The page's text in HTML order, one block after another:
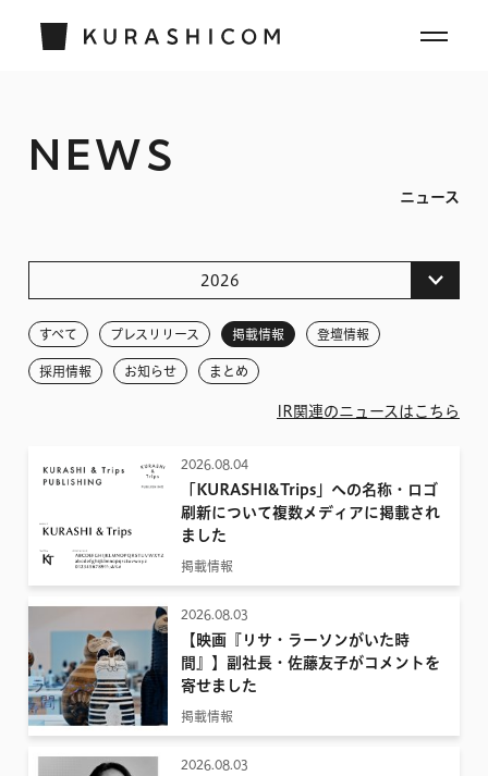
NEWS
ニュース
2026
すべて
2026
2023
2022
2020
2019
2018
2017
すべて プレスリリース 掲載情報 登壇情報
採用情報 お知らせ まとめ
IR関連のニュースはこちら
2026.08.04
「KURASHI&Trips」への名称・ロゴ
刷新について複数メディアに掲載され
ました
掲載情報
2026.08.03
【映画『リサ・ラーソンがいた時
間』】副社長・佐藤友子がコメントを
寄せました
掲載情報
2026.08.03